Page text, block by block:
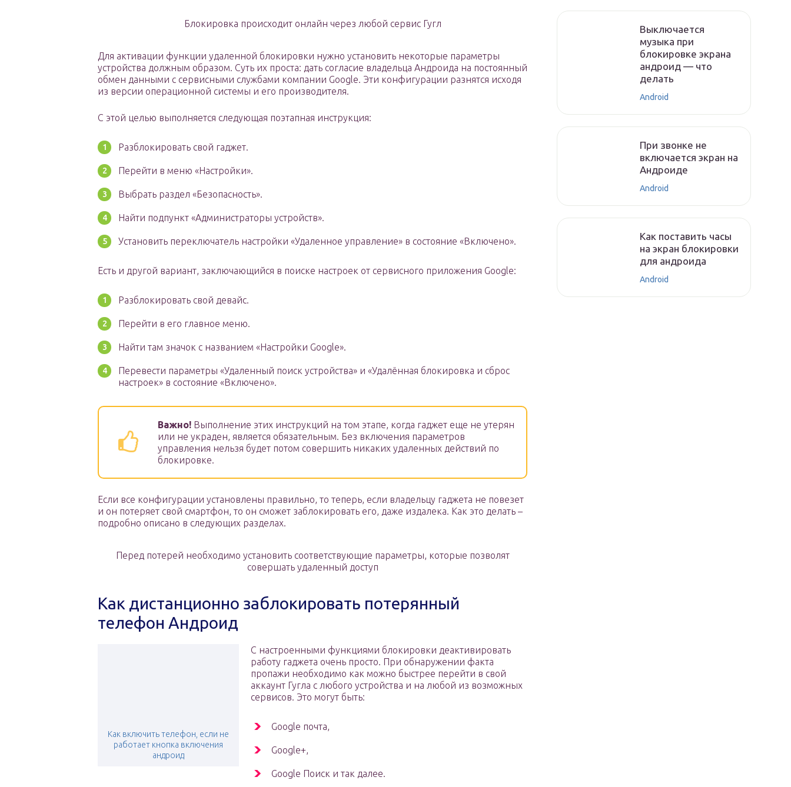
Блокировка происходит онлайн через любой сервис Гугл
Для активации функции удаленной блокировки нужно установить некоторые параметры
устройства должным образом. Суть их проста: дать согласие владельца Андроида на постоянный
обмен данными с сервисными службами компании Google. Эти конфигурации разнятся исходя
из версии операционной системы и его производителя.
С этой целью выполняется следующая поэтапная инструкция:
Разблокировать свой гаджет.
Перейти в меню «Настройки».
Выбрать раздел «Безопасность».
Найти подпункт «Администраторы устройств».
Установить переключатель настройки «Удаленное управление» в состояние «Включено».
Есть и другой вариант, заключающийся в поиске настроек от сервисного приложения Google:
Разблокировать свой девайс.
Перейти в его главное меню.
Найти там значок с названием «Настройки Google».
Перевести параметры «Удаленный поиск устройства» и «Удалённая блокировка и сброс
настроек» в состояние «Включено».
Важно! Выполнение этих инструкций на том этапе, когда гаджет еще не утерян
или не украден, является обязательным. Без включения параметров
управления нельзя будет потом совершить никаких удаленных действий по
блокировке.
Если все конфигурации установлены правильно, то теперь, если владельцу гаджета не повезет
и он потеряет свой смартфон, то он сможет заблокировать его, даже издалека. Как это делать –
подробно описано в следующих разделах.
Перед потерей необходимо установить соответствующие параметры, которые позволят
совершать удаленный доступ
Как дистанционно заблокировать потерянный
телефон Андроид
Как включить телефон, если не
работает кнопка включения
андроид
С настроенными функциями блокировки деактивировать
работу гаджета очень просто. При обнаружении факта
пропажи необходимо как можно быстрее перейти в свой
аккаунт Гугла с любого устройства и на любой из возможных
сервисов. Это могут быть:
Google почта,
Google+,
Google Поиск и так далее.
Выключается
музыка при
блокировке экрана
андроид — что
делать
Android
При звонке не
включается экран на
Андроиде
Android
Как поставить часы
на экран блокировки
для андроида
Android